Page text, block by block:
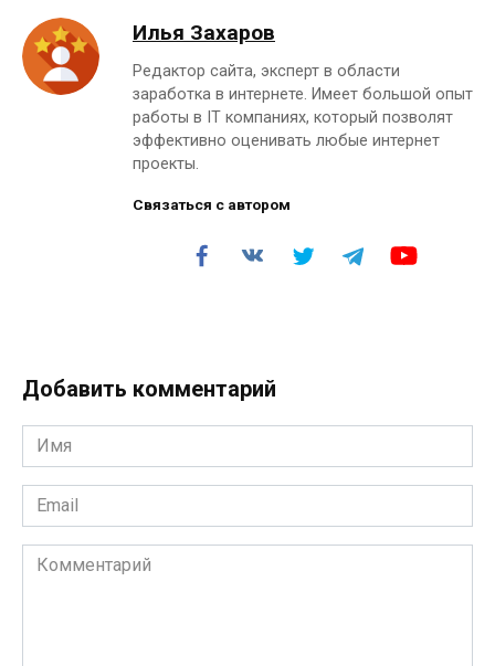
Илья Захаров
Редактор сайта, эксперт в области
заработка в интернете. Имеет большой опыт
работы в IT компаниях, который позволят
эффективно оценивать любые интернет
проекты.
Связаться с автором
Добавить комментарий
Имя
*
Email
*
Комментарий